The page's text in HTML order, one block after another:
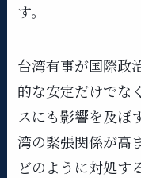
す。
台湾有事が国際政
的な安定だけでな
スにも影響を及ぼ
湾の緊張関係が高
どのように対処す